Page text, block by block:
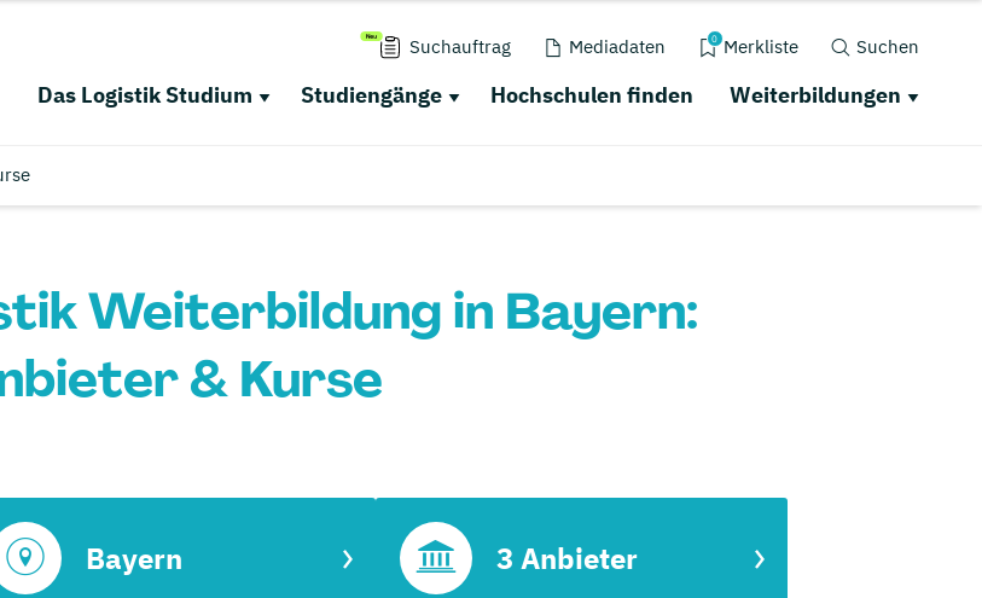
Suchauftrag Mediadaten 0 Merkliste Suchen
Das Logistik Studium Studiengänge Hochschulen finden Weiterbildungen
Weiterbildung in Bayern:
& Kurse
Bayern 3 Anbieter